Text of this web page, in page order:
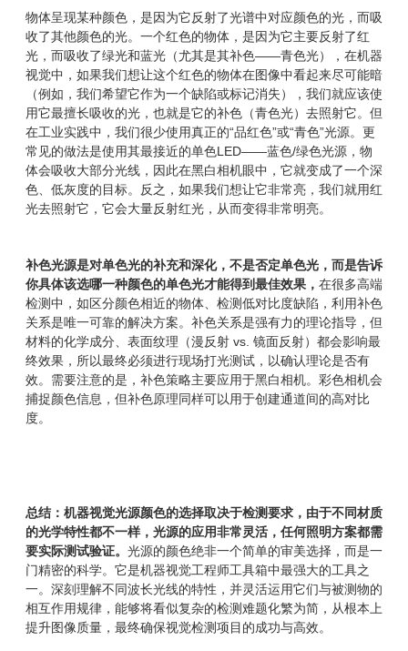
物体呈现某种颜色，是因为它反射了光谱中对应颜色的光，而吸
收了其他颜色的光。一个红色的物体，是因为它主要反射了红
光，而吸收了绿光和蓝光（尤其是其补色——青色光），在机器
视觉中，如果我们想让这个红色的物体在图像中看起来尽可能暗
（例如，我们希望它作为一个缺陷或标记消失），我们就应该使
用它最擅长吸收的光，也就是它的补色（青色光）去照射它。但
在工业实践中，我们很少使用真正的“品红色”或“青色”光源。更
常见的做法是使用其最接近的单色LED——蓝色/绿色光源，物
体会吸收大部分光线，因此在黑白相机眼中，它就变成了一个深
色、低灰度的目标。反之，如果我们想让它非常亮，我们就用红
光去照射它，它会大量反射红光，从而变得非常明亮。
补色光源是对单色光的补充和深化，不是否定单色光，而是告诉
你具体该选哪一种颜色的单色光才能得到最佳效果， 在很多高端
检测中，如区分颜色相近的物体、检测低对比度缺陷，利用补色
关系是唯一可靠的解决方案。补色关系是强有力的理论指导，但
材料的化学成分、表面纹理（漫反射 vs. 镜面反射）都会影响最
终效果，所以最终必须进行现场打光测试，以确认理论是否有
效。需要注意的是，补色策略主要应用于黑白相机。彩色相机会
捕捉颜色信息，但补色原理同样可以用于创建通道间的高对比
度。
总结：机器视觉光源颜色的选择取决于检测要求，由于不同材质
的光学特性都不一样，光源的应用非常灵活，任何照明方案都需
要实际测试验证。 光源的颜色绝非一个简单的审美选择，而是一
门精密的科学。它是机器视觉工程师工具箱中最强大的工具之
一。深刻理解不同波长光线的特性，并灵活运用它们与被测物的
相互作用规律，能够将看似复杂的检测难题化繁为简，从根本上
提升图像质量，最终确保视觉检测项目的成功与高效。